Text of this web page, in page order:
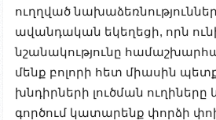
ուղղված
ավանդական եկեղեցի, որն
նշանակությունը
մենք բոլորի հետ միասին
խնդիրների լուծման ուղիները
գործում կատարենք փորձի